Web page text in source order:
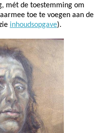
mét de toestemming om
toe te voegen aan de
inhoudsopgave).